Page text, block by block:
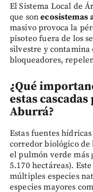
El Sistema Local de
que sonecosistemas
masivo provoca la
pisoteo fuera de los
silvestre y contamina
bloqueadores,
¿Qué
estas
Aburrá?
Estas fuentes
corredor biológico de
el pulmón verde más
5.170 hectáreas).
múltiples especies
especies mayores